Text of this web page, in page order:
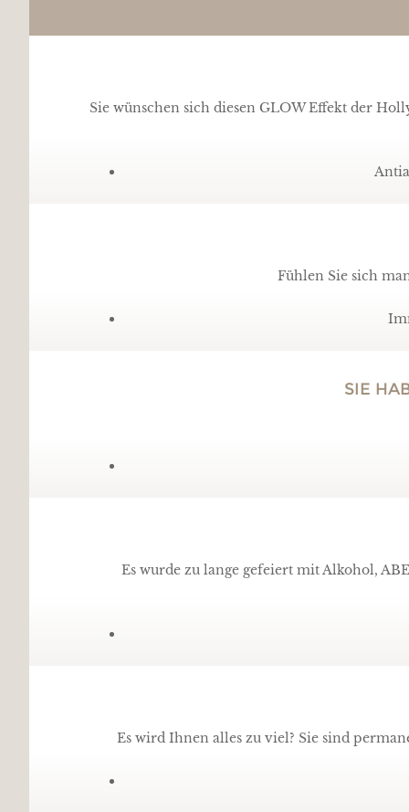
Sie wünschen sich diesen GLOW Effekt der
Fühlen Sie sich
SIE
Es wurde zu lange gefeiert mit Alkohol,
Es wird Ihnen alles zu viel? Sie sind